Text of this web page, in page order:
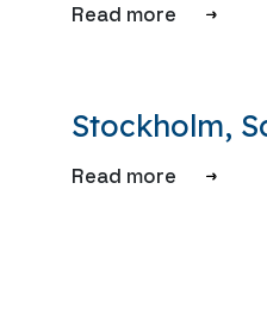
Read more
Stockholm,
Read more